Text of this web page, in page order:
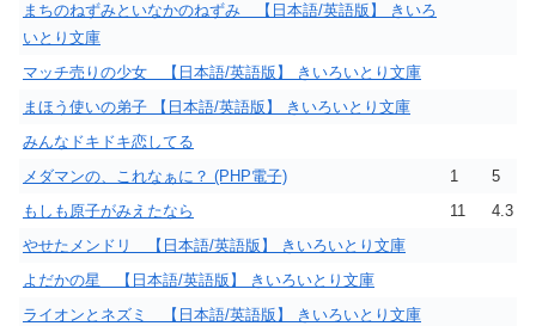
まちのねずみといなかのねずみ 【日本語/英語版】 きいろ
いとり文庫
マッチ売りの少女 【日本語/英語版】 きいろいとり文庫
まほう使いの弟子 【日本語/英語版】 きいろいとり文庫
みんなドキドキ恋してる
メダマンの、これなぁに？ (PHP電子)
1
5
もしも原子がみえたなら
11
4.3
やせたメンドリ 【日本語/英語版】 きいろいとり文庫
よだかの星 【日本語/英語版】 きいろいとり文庫
ライオンとネズミ 【日本語/英語版】 きいろいとり文庫